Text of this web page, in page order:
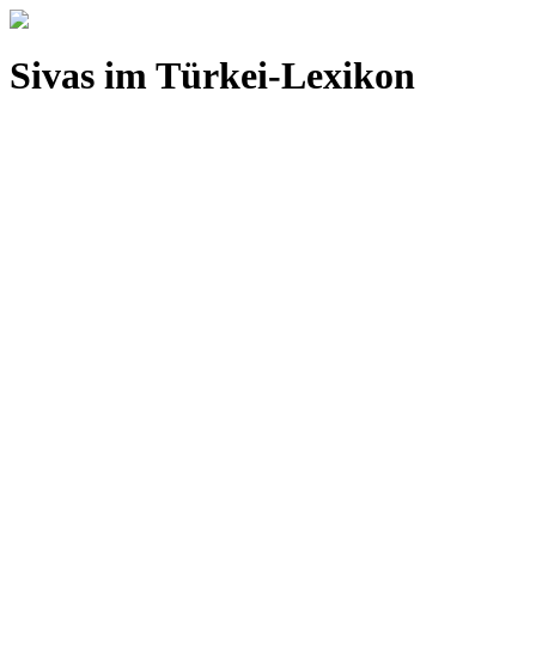
Sivas im Türkei-Lexikon